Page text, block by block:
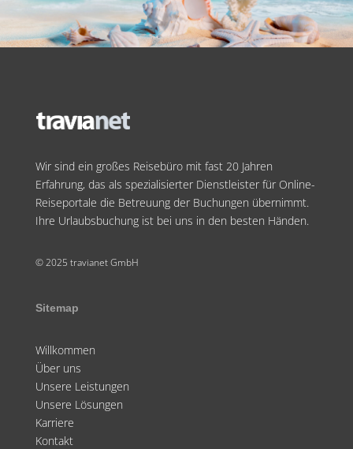
Wir sind ein großes Reisebüro mit fast 20 Jahren
Erfahrung, das als spezialisierter Dienstleister für Online-
Reiseportale die Betreuung der Buchungen übernimmt.
Ihre Urlaubsbuchung ist bei uns in den besten Händen.
© 2025 travianet GmbH
Sitemap
Willkommen
Über uns
Unsere Leistungen
Unsere Lösungen
Karriere
Kontakt